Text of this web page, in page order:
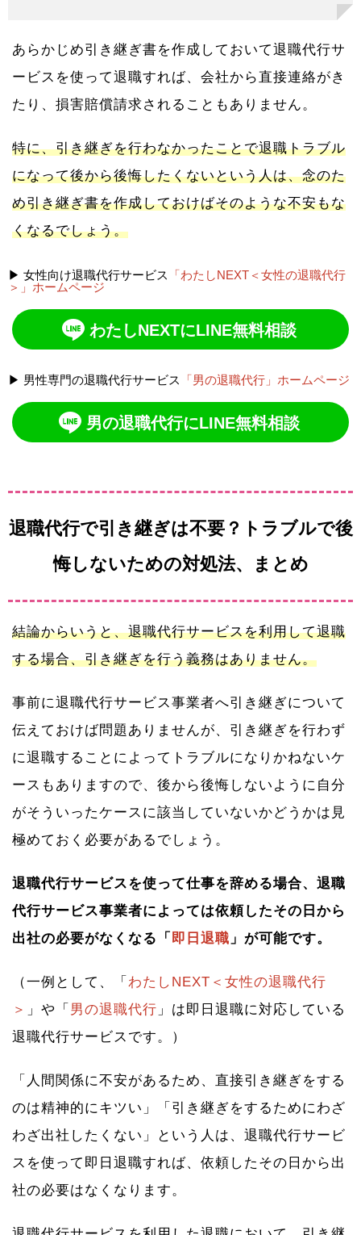
あらかじめ引き継ぎ書を作成しておいて退職代行サ
ービスを使って退職すれば、会社から直接連絡がき
たり、損害賠償請求されることもありません。
特に、引き継ぎを行わなかったことで退職トラブル
になって後から後悔したくないという人は、念のた
め引き継ぎ書を作成しておけばそのような不安もな
くなるでしょう。
▶ 女性向け退職代行サービス
「わたしNEXT＜女性の退職代行
＞」ホームページ
わたしNEXTにLINE無料相談
▶ 男性専門の退職代行サービス 「男の退職代行」ホームページ
男の退職代行にLINE無料相談
退職代行で引き継ぎは不要？トラブルで後
悔しないための対処法、まとめ
結論からいうと、退職代行サービスを利用して退職
する場合、引き継ぎを行う義務はありません。
事前に退職代行サービス事業者へ引き継ぎについて
伝えておけば問題ありませんが、引き継ぎを行わず
に退職することによってトラブルになりかねないケ
ースもありますので、後から後悔しないように自分
がそういったケースに該当していないかどうかは見
極めておく必要があるでしょう。
退職代行サービスを使って仕事を辞める場合、退職
代行サービス事業者によっては依頼したその日から
出社の必要がなくなる「 即日退職 」が可能です。
（一例として、「 わたしNEXT＜女性の退職代行
＞ 」や「 男の退職代行 」は即日退職に対応している
退職代行サービスです。）
「人間関係に不安があるため、直接引き継ぎをする
のは精神的にキツい」「引き継ぎをするためにわざ
わざ出社したくない」という人は、退職代行サービ
スを使って即日退職すれば、依頼したその日から出
社の必要はなくなります。